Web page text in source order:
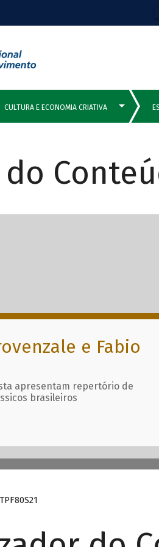
e Fabio
apresentam repertório de
brasileiros